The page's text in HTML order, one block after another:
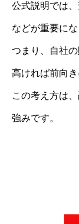
公式説明では
などが重要にな
つまり、自社
高ければ前向
この考え方は
強みです。